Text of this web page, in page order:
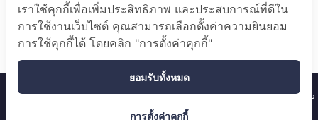
Copyright Ⓒ 2024 ศูนย์รวมผู้เชี่ยวชาญ (Hub of Talents) และศูนย์กลางด้านความรู้
(Hub of Knowledge)
ศูนย์รวมผู้เชี่ยวชาญ (Hub of Talents) และศูนย์กลางด้านความรู้ (Hub
เราใช้คุกกี้เพื่อเพิ่มประสิทธิภาพ และประสบการณ์ที่ดีใน
การใช้งานเว็บไซต์ คุณสามารถเลือกตั้งค่าความยินยอม
การใช้คุกกี้ได้ โดยคลิก "การตั้งค่าคุกกี้"
ยอมรับทั้งหมด
การตั้งค่าคุกกี้